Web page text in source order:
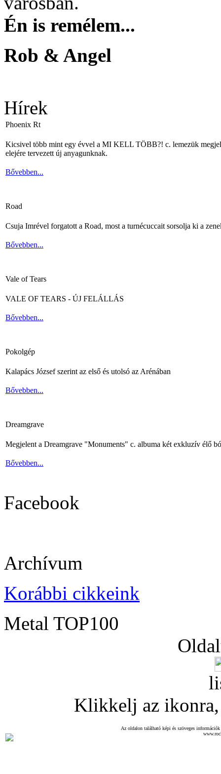
Én is remélem...
Rob & Angel
Hírek
Phoenix Rt
Kicsivel több mint egy évvel a MI KELL TÖBB?! c. lemezük
elejére tervezett új anyagunknak.
Bővebben...
Road
Csuja Imrével forgatott a Road, most a turnécuccait sorsolja ki a
Bővebben...
Vale of Tears
VALE OF TEARS - ÚJ FELÁLLÁS
Bővebben...
Pokolgép
Kalapács József szerint az első és utolsó az Arénában
Bővebben...
Dreamgrave
Megjelent a Dreamgrave "Monuments" c. albuma két exkluzív élő
Bővebben...
Facebook
Archívum
Korábbi cikkeink
Metal TOP100
Klikkelj az ikonra,
Az oldalon található képi és szöveges információk